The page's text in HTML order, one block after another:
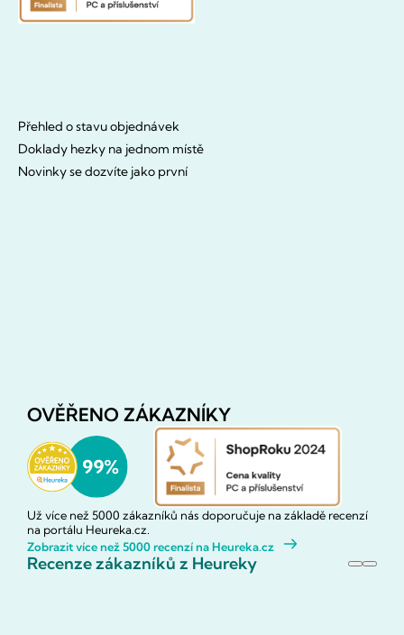
Přehled o stavu objednávek
Doklady hezky na jednom místě
Novinky se dozvíte jako první
OVĚŘENO ZÁKAZNÍKY
Už více než 5000 zákazníků nás doporučuje na základě recenzí
na portálu Heureka.cz.
Zobrazit více než 5000 recenzí na Heureka.cz
Recenze zákazníků z Heureky